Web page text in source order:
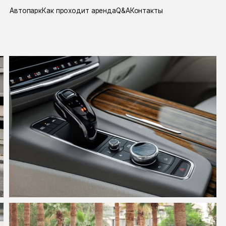
Как проходит арендаQ&AКонтакты
7 мест
Полный
Стоимость